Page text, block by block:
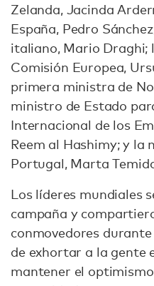
Zelanda, Jacinda
España, Pedro
italiano, Mario Draghi;
Comisión Europea,
primera ministra de
ministro de Estado
Internacional de los
Reem al Hashimy; y la
Portugal, Marta
Los líderes mundiales
campaña y
conmovedores
de exhortar a la gente
mantener el